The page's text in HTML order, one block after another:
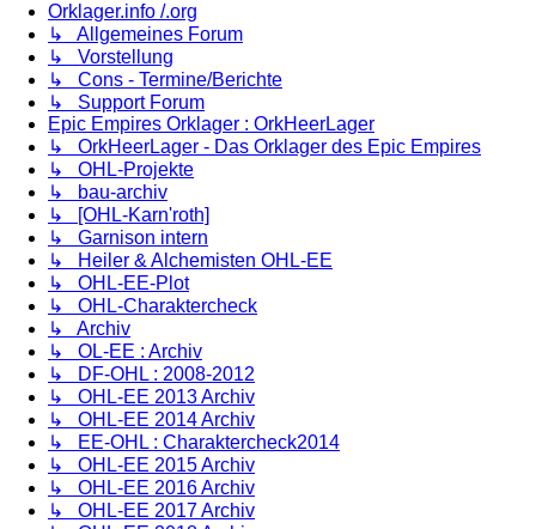
Orklager.info /.org
↳ Allgemeines Forum
↳ Vorstellung
↳ Cons - Termine/Berichte
↳ Support Forum
Epic Empires Orklager : OrkHeerLager
↳ OrkHeerLager - Das Orklager des Epic Empires
↳ OHL-Projekte
↳ bau-archiv
↳ [OHL-Karn'roth]
↳ Garnison intern
↳ Heiler & Alchemisten OHL-EE
↳ OHL-EE-Plot
↳ OHL-Charaktercheck
↳ Archiv
↳ OL-EE : Archiv
↳ DF-OHL : 2008-2012
↳ OHL-EE 2013 Archiv
↳ OHL-EE 2014 Archiv
↳ EE-OHL : Charaktercheck2014
↳ OHL-EE 2015 Archiv
↳ OHL-EE 2016 Archiv
↳ OHL-EE 2017 Archiv